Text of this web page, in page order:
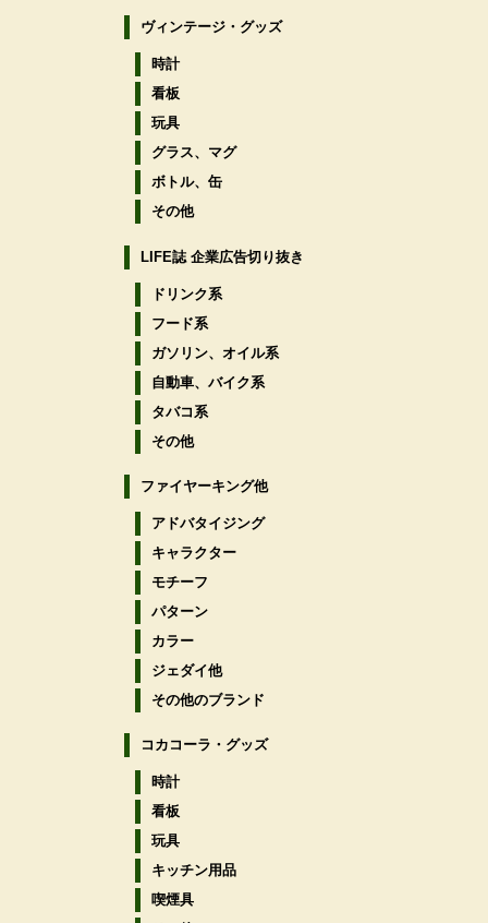
ヴィンテージ・グッズ
時計
看板
玩具
グラス、マグ
ボトル、缶
その他
LIFE誌 企業広告切り抜き
ドリンク系
フード系
ガソリン、オイル系
自動車、バイク系
タバコ系
その他
ファイヤーキング他
アドバタイジング
キャラクター
モチーフ
パターン
カラー
ジェダイ他
その他のブランド
コカコーラ・グッズ
時計
看板
玩具
キッチン用品
喫煙具